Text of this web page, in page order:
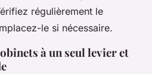
régulièrement le
le si nécessaire.
à un seul levier et